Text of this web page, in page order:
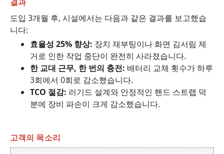
도입 3개월 후, 시설에서는 다음과 같은 결과를 보고했습
니다:
효율성 25% 향상: 장치 재부팅이나 화면 김서림 제
거로 인한 작업 중단이 완전히 사라졌습니다.
한 교대 근무, 한 번의 충전: 배터리 교체 횟수가 하루
3회에서 0회로 감소했습니다.
TCO 절감: 러기드 설계와 안정적인 핸드 스트랩 덕
분에 장비 파손이 크게 감소했습니다.
고객의 목소리